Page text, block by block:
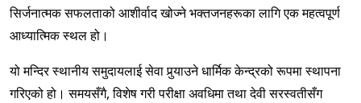
सिर्जनात्मक सफलताको आशीर्वाद खोज्ने भक्तजनहरूका लागि एक महत्वपूर्ण
आध्यात्मिक स्थल हो।
यो मन्दिर स्थानीय समुदायलाई सेवा पुर्‍याउने धार्मिक केन्द्रको रूपमा स्थापना
गरिएको हो। समयसँगै, विशेष गरी परीक्षा अवधिमा तथा देवी सरस्वतीसँग